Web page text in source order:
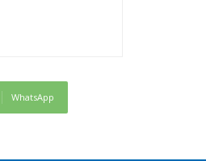
WhatsApp